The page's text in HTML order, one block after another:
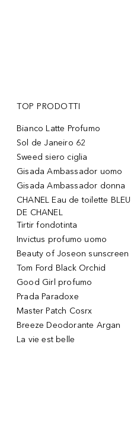
TOP PRODOTTI
Bianco Latte Profumo
Sol de Janeiro 62
Sweed siero ciglia
Gisada Ambassador uomo
Gisada Ambassador donna
CHANEL Eau de toilette BLEU
DE CHANEL
Tirtir fondotinta
Invictus profumo uomo
Beauty of Joseon sunscreen
Tom Ford Black Orchid
Good Girl profumo
Prada Paradoxe
Master Patch Cosrx
Breeze Deodorante Argan
La vie est belle